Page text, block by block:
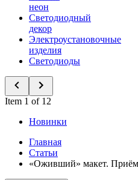
неон
Светодиодный
декор
Электроустановочные
изделия
Светодиоды
Item 1 of 12
Новинки
Главная
Статьи
«Оживший» макет.